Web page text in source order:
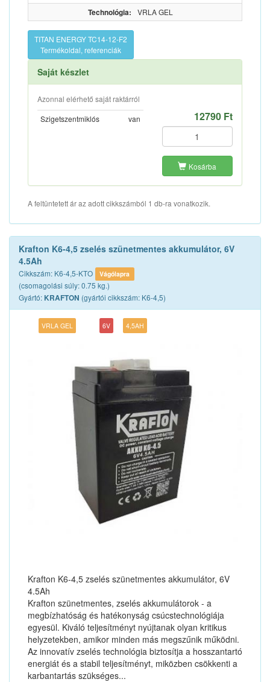
Technológia: VRLA GEL
TITAN ENERGY TC14-12-F2
Termékoldal, referenciák
Saját készlet
Azonnal elérhető saját raktárról
Szigetszentmiklós
van 12790 Ft
Kosárba
A feltüntetett ár az adott cikkszámból 1 db-ra vonatkozik.
Krafton K6-4,5 zselés szünetmentes akkumulátor, 6V
4.5Ah
Cikkszám: K6-4,5-KTO Vágólapra
(csomagolási súly: 0.75 kg.)
Gyártó: KRAFTON (gyártói cikkszám: K6-4,5)
VRLA GEL 6V 4,5AH
Krafton K6-4,5 zselés szünetmentes akkumulátor, 6V
4.5Ah
Krafton szünetmentes, zselés akkumulátorok - a
megbízhatóság és hatékonyság csúcstechnológiája
egyesül. Kiváló teljesítményt nyújtanak olyan kritikus
helyzetekben, amikor minden más megszűnik működni.
Az innovatív zselés technológia biztosítja a hosszantartó
energiát és a stabil teljesítményt, miközben csökkenti a
karbantartás szükséges...